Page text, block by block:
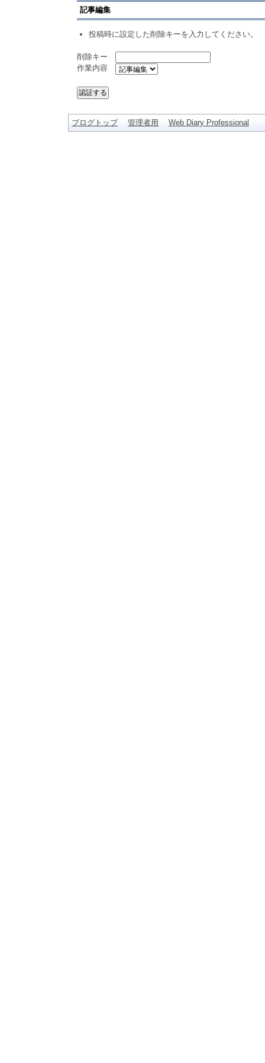
記事編集
投稿時に設定した削除キーを入力してください。
削除キー
作業内容
ブログトップ 管理者用 Web Diary Professional